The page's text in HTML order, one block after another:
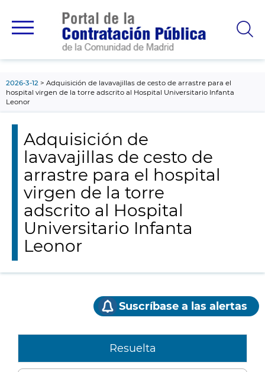
principal
2026-3-12
Adquisición de lavavajillas de cesto de arrastre para el
hospital virgen de la torre adscrito al Hospital Universitario Infanta
Leonor
Adquisición de
lavavajillas de cesto de
arrastre para el hospital
virgen de la torre
adscrito al Hospital
Universitario Infanta
Leonor
Suscríbase a las alertas
Resuelta